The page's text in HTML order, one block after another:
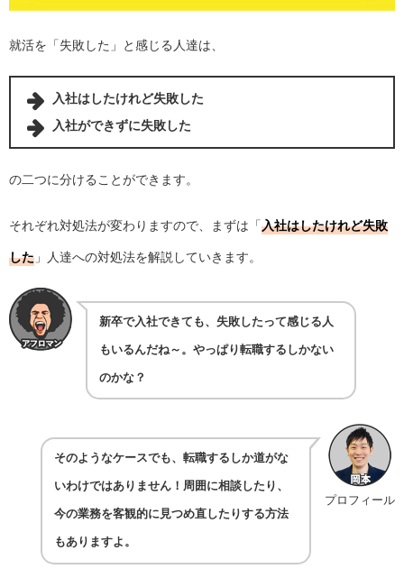
就活を「失敗した」と感じる人達は、
入社はしたけれど失敗した
入社ができずに失敗した
の二つに分けることができます。
それぞれ対処法が変わりますので、まずは「入社はしたけれど失敗
した 」人達への対処法を解説していきます。
新卒で入社できても、失敗したって感じる人
もいるんだね～。やっぱり転職するしかない
のかな？
プロフィール
そのようなケースでも、転職するしか道がな
いわけではありません！周囲に相談したり、
今の業務を客観的に見つめ直したりする方法
もありますよ。